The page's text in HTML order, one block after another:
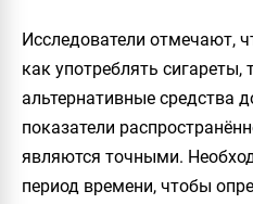
Исследователи отмечают,
как употреблять сигареты,
альтернативные средства
показатели
являются точными.
период времени, чтобы